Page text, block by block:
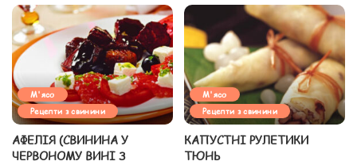
М'ясо
Рецепти з свинини
АФЕЛІЯ (СВИНИНА У
ЧЕРВОНОМУ ВИНІ З
М'ясо
Рецепти з свинини
КАПУСТНІ РУЛЕТИКИ
ТЮНЬ